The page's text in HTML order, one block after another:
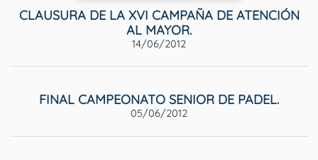
CLAUSURA DE LA XVI CAMPAÑA DE ATENCIÓN
AL MAYOR.
14/06/2012
FINAL CAMPEONATO SENIOR DE PADEL.
05/06/2012